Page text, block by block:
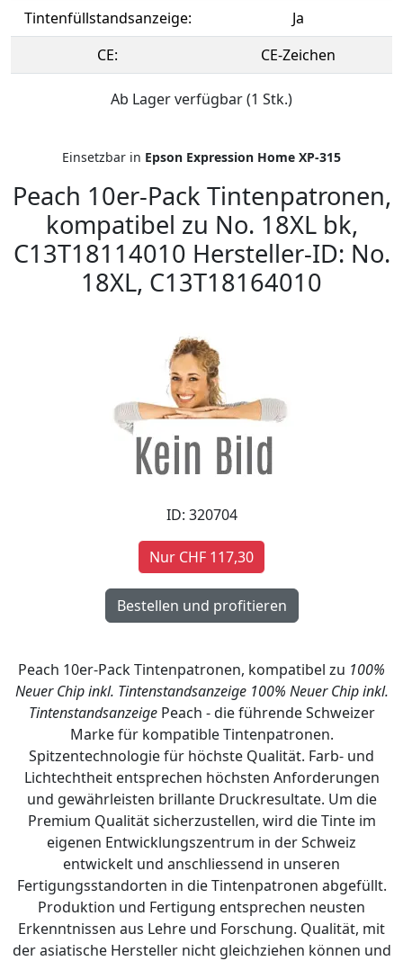
Tintenfüllstandsanzeige:
Ja
CE:
CE-Zeichen
Ab Lager verfügbar (1 Stk.)
Einsetzbar in Epson Expression Home XP-315
Peach 10er-Pack Tintenpatronen,
kompatibel zu No. 18XL bk,
C13T18114010 Hersteller-ID: No.
18XL, C13T18164010
ID: 320704
Nur CHF 117,30
Peach 10er-Pack Tintenpatronen, kompatibel zu 100%
Neuer Chip inkl. Tintenstandsanzeige 100% Neuer Chip inkl.
TintenstandsanzeigePeach - die führende Schweizer
Marke für kompatible Tintenpatronen.
Spitzentechnologie für höchste Qualität. Farb- und
Lichtechtheit entsprechen höchsten Anforderungen
und gewährleisten brillante Druckresultate. Um die
Premium Qualität sicherzustellen, wird die Tinte im
eigenen Entwicklungszentrum in der Schweiz
entwickelt und anschliessend in unseren
Fertigungsstandorten in die Tintenpatronen abgefüllt.
Produktion und Fertigung entsprechen neusten
Erkenntnissen aus Lehre und Forschung. Qualität, mit
der asiatische Hersteller nicht gleichziehen können und